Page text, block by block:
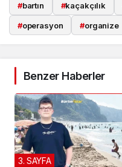
#bartın #kaçakçılık
#operasyon #organize
Benzer Haberler
3. SAYFA